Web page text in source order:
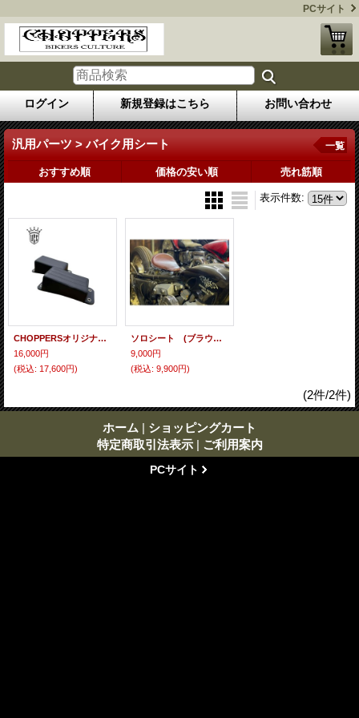
PCサイト
ログイン 新規登録はこちら お問い合わせ
汎用パーツ > バイク用シート 一覧
おすすめ順 価格の安い順 売れ筋順
表示件数:
CHOPPERSオリジナル オールドスクールナローピリオンシート
16,000円
(税込: 17,600円)
ソロシート (ブラウン/ブラック)
9,000円
(税込: 9,900円)
(2件/2件)
ホーム | ショッピングカート
特定商取引法表示 | ご利用案内
PCサイト